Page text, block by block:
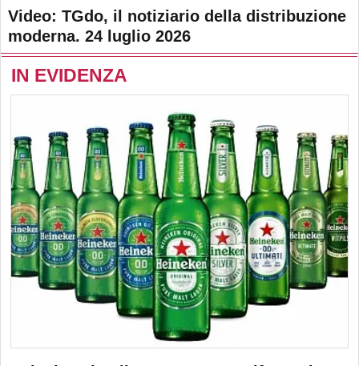
Video: TGdo, il notiziario della distribuzione
moderna. 24 luglio 2026
IN EVIDENZA